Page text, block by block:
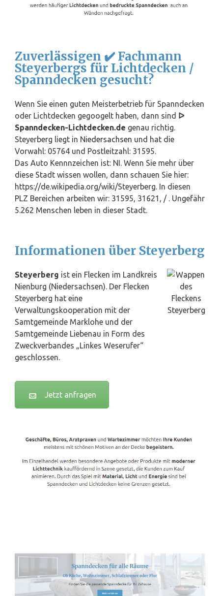
Zuverlässigen ✔️ Fachmann
Steyerbergs für Lichtdecken /
Spanndecken gesucht?
Wenn Sie einen guten Meisterbetrieb für Spanndecken
oder Lichtdecken gegoogelt haben, dann sind ᐅ
Spanndecken-Lichtdecken.de genau richtig.
Steyerberg liegt in Niedersachsen und hat die
Vorwahl: 05764 und Postleitzahl: 31595.
Das Auto Kennnzeichen ist: NI. Wenn Sie mehr über
diese Stadt wissen wollen, dann schauen Sie hier:
https://de.wikipedia.org/wiki/Steyerberg. In diesen
PLZ Bereichen arbeiten wir: 31595, 31621, / . Ungefähr
5.262 Menschen leben in dieser Stadt.
Informationen über Steyerberg
Steyerberg ist ein Flecken im Landkreis
Nienburg (Niedersachsen). Der Flecken
Steyerberg hat eine
Verwaltungskooperation mit der
Samtgemeinde Marklohe und der
Samtgemeinde Liebenau in Form des
Zweckverbandes „Linkes Weserufer“
geschlossen.
Jetzt anfragen